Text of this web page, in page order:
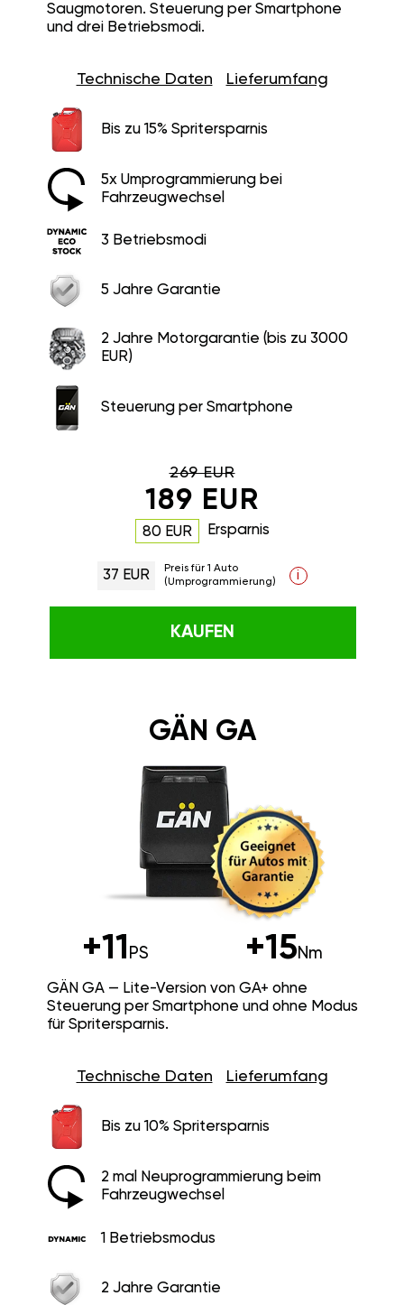
Saugmotoren. Steuerung per Smartphone
und drei Betriebsmodi.
Technische Daten Lieferumfang
Bis zu 15% Spritersparnis
5x Umprogrammierung bei
Fahrzeugwechsel
3 Betriebsmodi
5 Jahre Garantie
2 Jahre Motorgarantie (bis zu 3000
EUR)
Steuerung per Smartphone
269 EUR
189 EUR
80 EUR Ersparnis
37 EUR
Preis für 1 Auto
(Umprogrammierung)
i
KAUFEN
GÄN GA
+11 PS +15Nm
GÄN GA — Lite-Version von GA+ ohne
Steuerung per Smartphone und ohne Modus
für Spritersparnis.
Technische Daten Lieferumfang
Bis zu 10% Spritersparnis
2 mal Neuprogrammierung beim
Fahrzeugwechsel
1 Betriebsmodus
2 Jahre Garantie